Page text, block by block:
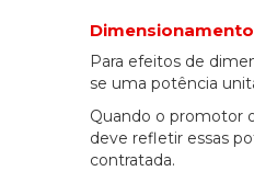
Para efeitos de
se uma potência
Quando o promotor
deve refletir essas
contratada.